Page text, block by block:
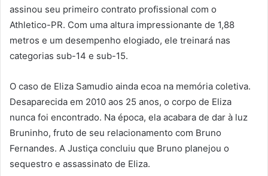
assinou seu primeiro contrato profissional com o
Athletico-PR. Com uma altura impressionante de 1,88
metros e um desempenho elogiado, ele treinará nas
categorias sub-14 e sub-15.
O caso de Eliza Samudio ainda ecoa na memória coletiva.
Desaparecida em 2010 aos 25 anos, o corpo de Eliza
nunca foi encontrado. Na época, ela acabara de dar à luz
Bruninho, fruto de seu relacionamento com Bruno
Fernandes. A Justiça concluiu que Bruno planejou o
sequestro e assassinato de Eliza.